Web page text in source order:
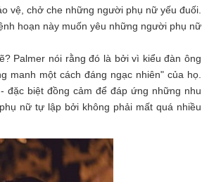
vệ, chở che những người phụ nữ yếu đuối.
hoạn này muốn yêu những người phụ nữ
Palmer nói rằng đó là bởi vì kiểu đàn ông
manh một cách đáng ngạc nhiên" của họ.
đặc biệt đồng cảm để đáp ứng những nhu
nữ tự lập bởi không phải mất quá nhiều